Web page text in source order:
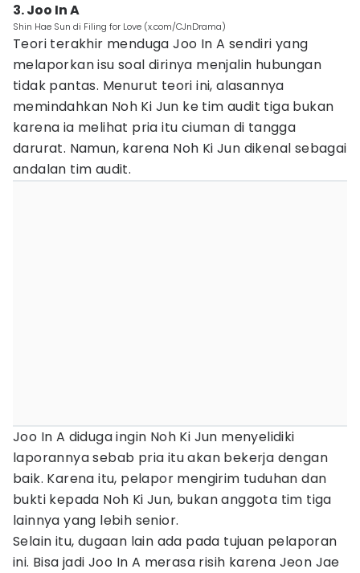
3. Joo In A
Shin Hae Sun di Filing for Love (x.com/CJnDrama)
Teori terakhir menduga Joo In A sendiri yang
melaporkan isu soal dirinya menjalin hubungan
tidak pantas. Menurut teori ini, alasannya
memindahkan Noh Ki Jun ke tim audit tiga bukan
karena ia melihat pria itu ciuman di tangga
darurat. Namun, karena Noh Ki Jun dikenal sebagai
andalan tim audit.
Joo In A diduga ingin Noh Ki Jun menyelidiki
laporannya sebab pria itu akan bekerja dengan
baik. Karena itu, pelapor mengirim tuduhan dan
bukti kepada Noh Ki Jun, bukan anggota tim tiga
lainnya yang lebih senior.
Selain itu, dugaan lain ada pada tujuan pelaporan
ini. Bisa jadi Joo In A merasa risih karena Jeon Jae